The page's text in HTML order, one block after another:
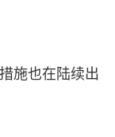
施也在陆续出